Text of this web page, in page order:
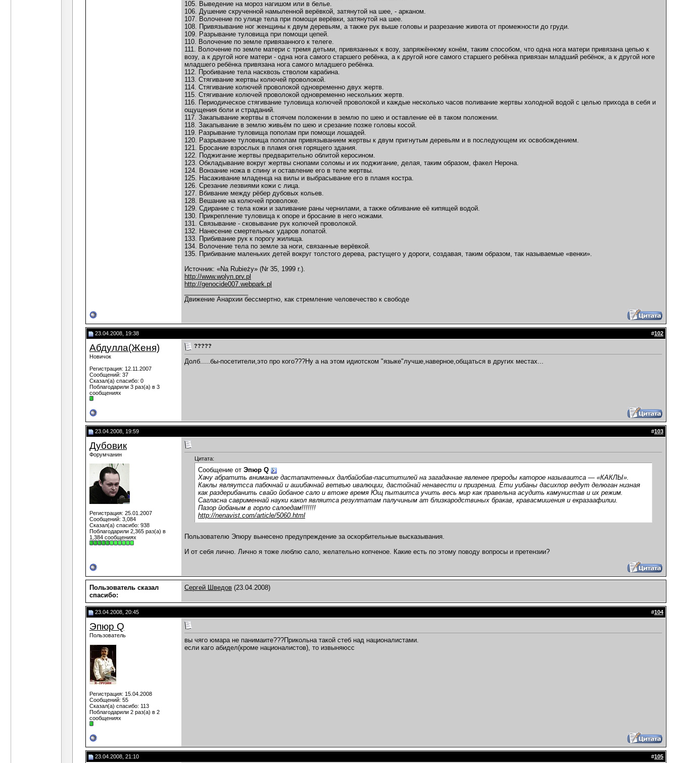
105. Выведение на мороз нагишом или в белье.
106. Душение скрученной намыленной верёвкой, затянутой на шее, - арканом.
107. Волочение по улице тела при помощи верёвки, затянутой на шее.
108. Привязывание ног женщины к двум деревьям, а также рук выше головы и разрезание живота от промежности до груди.
109. Разрывание туловища при помощи цепей.
110. Волочение по земле привязанного к телеге.
111. Волочение по земле матери с тремя детьми, привязанных к возу, запряжённому конём, таким способом, что одна нога матери привязана цепью к
возу, а к другой ноге матери - одна нога самого старшего ребёнка, а к другой ноге самого старшего ребёнка привязан младший ребёнок, а к другой ноге
младшего ребёнка привязана нога самого младшего ребёнка.
112. Пробивание тела насквозь стволом карабина.
113. Стягивание жертвы колючей проволокой.
114. Стягивание колючей проволокой одновременно двух жертв.
115. Стягивание колючей проволокой одновременно нескольких жертв.
116. Периодическое стягивание туловища колючей проволокой и каждые несколько часов поливание жертвы холодной водой с целью прихода в себя и
ощущения боли и страданий.
117. Закапывание жертвы в стоячем положении в землю по шею и оставление её в таком положении.
118. Закапывание в землю живьём по шею и срезание позже головы косой.
119. Разрывание туловища пополам при помощи лошадей.
120. Разрывание туловища пополам привязыванием жертвы к двум пригнутым деревьям и в последующем их освобождением.
121. Бросание взрослых в пламя огня горящего здания.
122. Поджигание жертвы предварительно облитой керосином.
123. Обкладывание вокруг жертвы снопами соломы и их поджигание, делая, таким образом, факел Нерона.
124. Вонзание ножа в спину и оставление его в теле жертвы.
125. Насаживание младенца на вилы и выбрасывание его в пламя костра.
126. Срезание лезвиями кожи с лица.
127. Вбивание между рёбер дубовых кольев.
128. Вешание на колючей проволоке.
129. Сдирание с тела кожи и заливание раны чернилами, а также обливание её кипящей водой.
130. Прикрепление туловища к опоре и бросание в него ножами.
131. Связывание - сковывание рук колючей проволокой.
132. Нанесение смертельных ударов лопатой.
133. Прибивание рук к порогу жилища.
134. Волочение тела по земле за ноги, связанные верёвкой.
135. Прибивание маленьких детей вокруг толстого дерева, растущего у дороги, создавая, таким образом, так называемые «венки».
Источник: «Na Rubieży» (Nr 35, 1999 r.).
http://www.wolyn.prv.pl
http://genocide007.webpark.pl
Движение Анархии бессмертно, как стремление человечество к свободе
23.04.2008, 19:38 #102
Абдулла(Женя)
Новичок
Регистрация: 12.11.2007
Сообщений: 37
Сказал(а) спасибо: 0
Поблагодарили 3 раз(а) в 3
сообщениях
?????
Долб.....бы-посетители,это про кого???Ну а на этом идиотском "языке"лучше,наверное,общаться в других местах...
23.04.2008, 19:59 #103
Дубовик
Форумчанин
Регистрация: 25.01.2007
Сообщений: 3,084
Сказал(а) спасибо: 938
Поблагодарили 2,365 раз(а) в
1,384 сообщениях
Цитата:
Сообщение от Эпюр Q
Хачу абратить внимание дастапачтенных далбайобав-пасититилей на загадачнае явленее прероды каторое называитса — «КАКЛЫ».
Каклы являутсса пабочнай и ашибачнай ветвъю ивалюции, дастойнай ненавести и призрениа. Ети уибаны дасихпор ведут делюган низная
как раздерибанить свайо йобаное сало и втоже время Ющ пытаитса учить весь мир как правельна асудить камунистав и их режим.
Сагласна саврименнай науки какол являитса резултатам палучиным ат близкародствиных бракав, кравасмишения и екразаафилии.
Пазор йобаным в горло салоедам!!!!!!!
http://nenavist.com/article/5060.html
Пользователю Эпюру вынесено предупреждение за оскорбительные высказывания.
И от себя лично. Лично я тоже люблю сало, желательно копченое. Какие есть по этому поводу вопросы и претензии?
Пользователь сказал
cпасибо:
Сергей Шведов (23.04.2008)
23.04.2008, 20:45 #104
Эпюр Q
Пользователь
Регистрация: 15.04.2008
Сообщений: 55
Сказал(а) спасибо: 113
Поблагодарили 2 раз(а) в 2
сообщениях
вы чяго юмара не панимаите???Прикольна такой стеб над националистами.
если каго абидел(кроме националистов), то извыняюсс
23.04.2008, 21:10 #105